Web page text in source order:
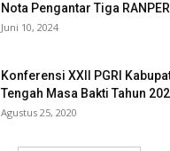
Nota Pengantar Tiga
Juni 10, 2024
Konferensi XXII PGRI
Tengah Masa Bakti Tahun
Agustus 25, 2020